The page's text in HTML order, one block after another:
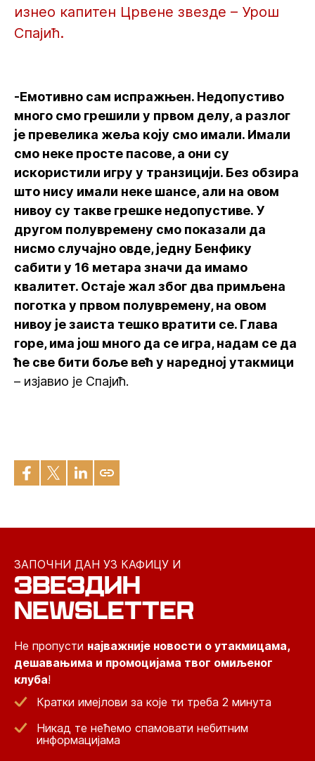
изнео капитен Црвене звезде – Урош
Спајић.
-Емотивно сам испражњен. Недопустиво
много смо грешили у првом делу, а разлог
је превелика жеља коју смо имали. Имали
смо неке просте пасове, а они су
искористили игру у транзицији. Без обзира
што нису имали неке шансе, али на овом
нивоу су такве грешке недопустиве. У
другом полувремену смо показали да
нисмо случајно овде, једну Бенфику
сабити у 16 метара значи да имамо
квалитет. Остаје жал због два примљена
поготка у првом полувремену, на овом
нивоу је заиста тешко вратити се. Глава
горе, има још много да се игра, надам се да
ће све бити боље већ у наредној утакмици
– изјавио је Спајић.
ЗАПОЧНИ ДАН УЗ КАФИЦУ И
ЗВЕЗДИН
NEWSLETTER
Не пропусти најважније новости о утакмицама,
дешавањима и промоцијама твог омиљеног
клуба!
Кратки имејлови за које ти треба 2 минута
Никад те нећемо спамовати небитним
информацијама